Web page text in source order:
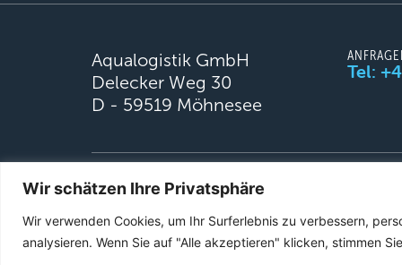
Wir schätzen Ihre Privatsphäre
Wir verwenden Cookies, um Ihr Surferlebnis zu verbessern,
analysieren. Wenn Sie auf "Alle akzeptieren" klicken, stimmen
Aqualogistik GmbH
Delecker Weg 30
D - 59519 Möhnesee
Tel:
© 2026 Aqualogistik. All rights reserved.